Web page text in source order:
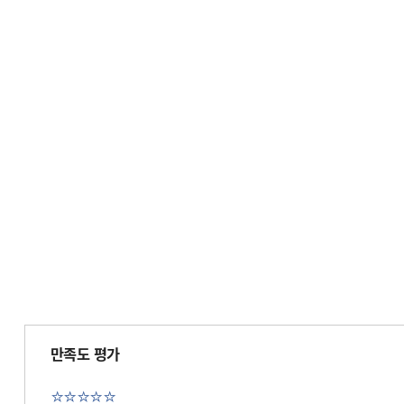
만족도 평가
⭐
⭐
⭐
⭐
⭐